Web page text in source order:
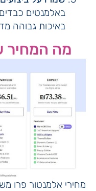
באלמנטים כבדים
באיכות גבוהה
מה המחיר
מחירי אלמנטור פרו